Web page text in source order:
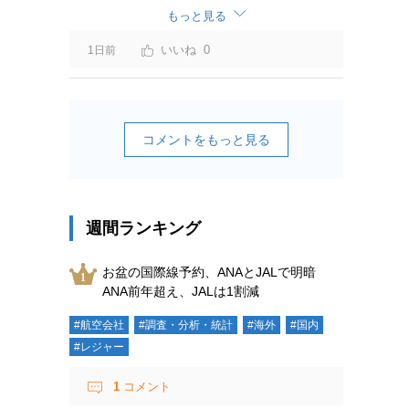
ーチャージ＝利益」と判断されますよ。
もっと見る
1日前 0
コメントをもっと見る
週間ランキング
お盆の国際線予約、ANAとJALで明暗
ANA前年超え、JALは1割減
#航空会社 #調査・分析・統計 #海外
#国内
#レジャー
1 コメント